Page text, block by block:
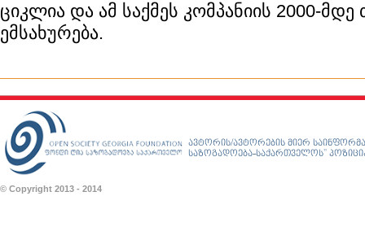
ციკლია და ამ საქმეს კომპანიის 2000-
ემსახურება.
ავტორის/ავტორების მიერ
საზოგადოება-საქართველოს”
© Copyright 2013 - 2014